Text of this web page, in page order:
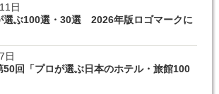
日
選ぶ100選・30選 2026年版ロゴマークに
日
50回「プロが選ぶ日本のホテル・旅館100